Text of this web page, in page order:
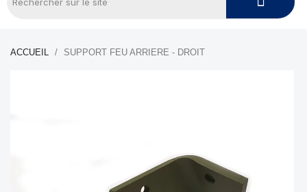
ACCUEIL SUPPORT FEU ARRIERE - DROIT